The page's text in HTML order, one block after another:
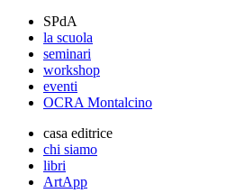
SPdA
la scuola
seminari
workshop
eventi
OCRA Montalcino
casa editrice
chi siamo
libri
ArtApp